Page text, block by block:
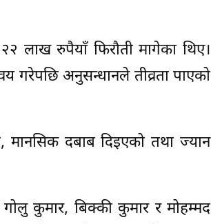
लाख रुपैयाँ फिरौती मागेका थिए।
गरेपछि अनुसन्धानले तीव्रता पाएको
मानसिक दबाब दिइएको तथा ज्यान
कुमार, बिक्की कुमार र मोहम्मद